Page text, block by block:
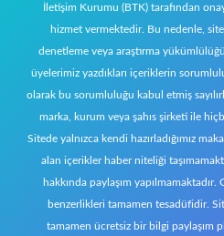
İletişim Kurumu (BTK) tarafından
hizmet vermektedir. Bu nedenle,
denetleme veya araştırma
üyelerimiz yazdıkları içeriklerin
olarak bu sorumluluğu kabul etmiş
marka, kurum veya şahıs şirketi ile
Sitede yalnızca kendi hazırladığımız
alan içerikler haber niteliği
hakkında paylaşım
benzerlikleri tamamen tesadüfidir.
tamamen ücretsiz bir bilgi paylaşım